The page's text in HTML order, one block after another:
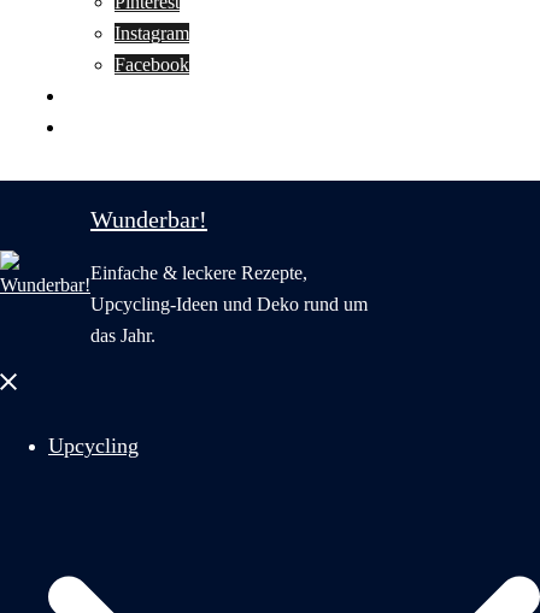
Instagram
Facebook
Wunderbar!
Einfache & leckere Rezepte,
Upcycling-Ideen und Deko rund um
das Jahr.
Menü
Upcycling